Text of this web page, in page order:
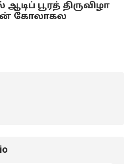
பூரத் திருவிழா
கோலாகல